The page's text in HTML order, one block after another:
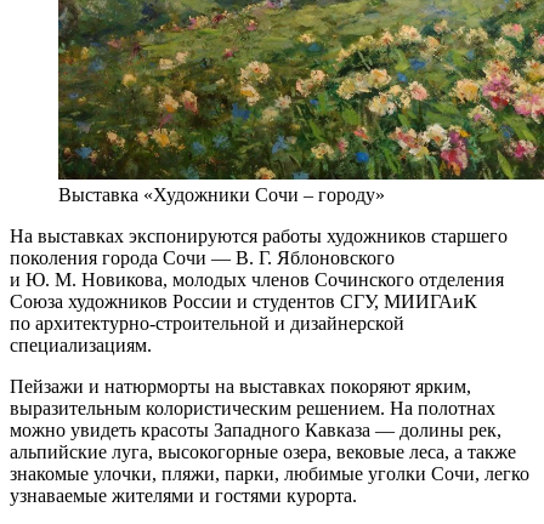
Выставка «Художники Сочи – городу»
На выставках экспонируются работы художников старшего
поколения города Сочи — В. Г. Яблоновского
и Ю. М. Новикова, молодых членов Сочинского отделения
Союза художников России и студентов СГУ, МИИГАиК
по архитектурно-строительной и дизайнерской
специализациям.
Пейзажи и натюрморты на выставках покоряют ярким,
выразительным колористическим решением. На полотнах
можно увидеть красоты Западного Кавказа — долины рек,
альпийские луга, высокогорные озера, вековые леса, а также
знакомые улочки, пляжи, парки, любимые уголки Сочи, легко
узнаваемые жителями и гостями курорта.